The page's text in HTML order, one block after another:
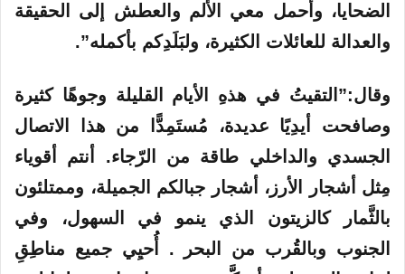
الضحايا، وأحمل معي الألم والعطش إلى الحقيقة
والعدالة للعائلات الكثيرة، ولبَلَدِكم بأكمله”.
وقال:”التقيتُ في هذهِ الأيام القليلة وجوهًا كثيرة
وصافحت أيدِيًا عديدة، مُستَمِدًّا من هذا الاتصال
الجسدي والداخلي طاقة من الرّجاء. أنتم أقوياء
مِثل أشجار الأرز، أشجار جبالكم الجميلة، وممتلئون
بالثَّمار كالزيتون الذي ينمو في السهول، وفي
الجنوب وبالقُرب من البحر . أُحيِي جميع مناطِقِ